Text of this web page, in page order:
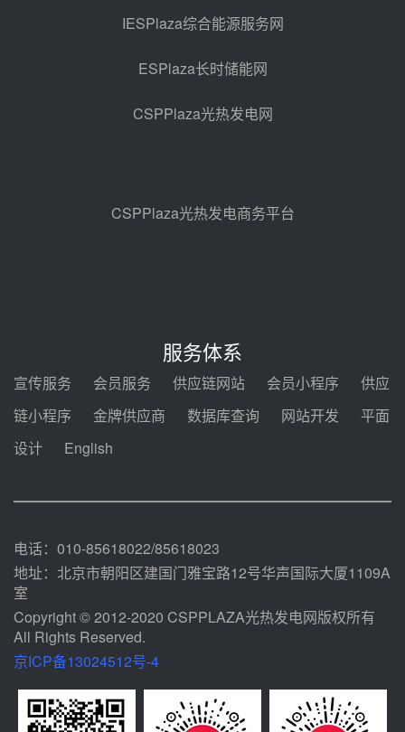
光热示范电站二列蒸汽发生器设备
亚核阀业中标天山北麓100MW光
热发电工程EPC总承包项目熔盐截
止阀、熔盐三偏心蝶阀采购
08-05 17:15
包项目熔盐介质超声波流量计采购
08-05 17:09
电机组灵活性改造项目三元液态盐
采购合同
迪尔化工预中标华能西安热工院
2026-2029年熔盐介质框架协议
100MW光热项目机组调试及性能
IESPlaza综合能源服务网
ESPlaza长时储能网
CSPPlaza光热发电网
CSPPlaza光热发电商务平台
服务体系
宣传服务 会员服务 供应链网站 会员小程序
供应
链小程序
金牌供应商 数据库查询 网站开发
平面
设计
English
电话：010-85618022/85618023
地址：北京市朝阳区建国门雅宝路12号华声国际大厦1109A
室
Copyright © 2012-2020 CSPPLAZA光热发电网版权所有
All Rights Reserved.
京ICP备13024512号-4